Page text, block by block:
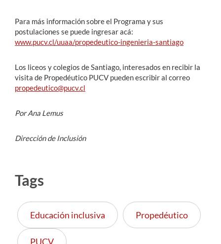
Para más información sobre el Programa y sus
postulaciones se puede ingresar acá:
www.pucv.cl/uuaa/propedeutico-ingenieria-santiago
Los liceos y colegios de Santiago, interesados en recibir la
visita de Propedéutico PUCV pueden escribir al correo
propedeutico@pucv.cl
Por Ana Lemus
Dirección de Inclusión
Tags
Educación inclusiva Propedéutico
PUCV